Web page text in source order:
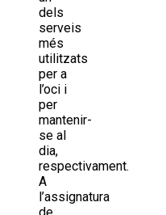
dels
serveis
més
utilitzats
per a
l’oci i
per
mantenir-
se al
dia,
respectivament.
A
l’assignatura